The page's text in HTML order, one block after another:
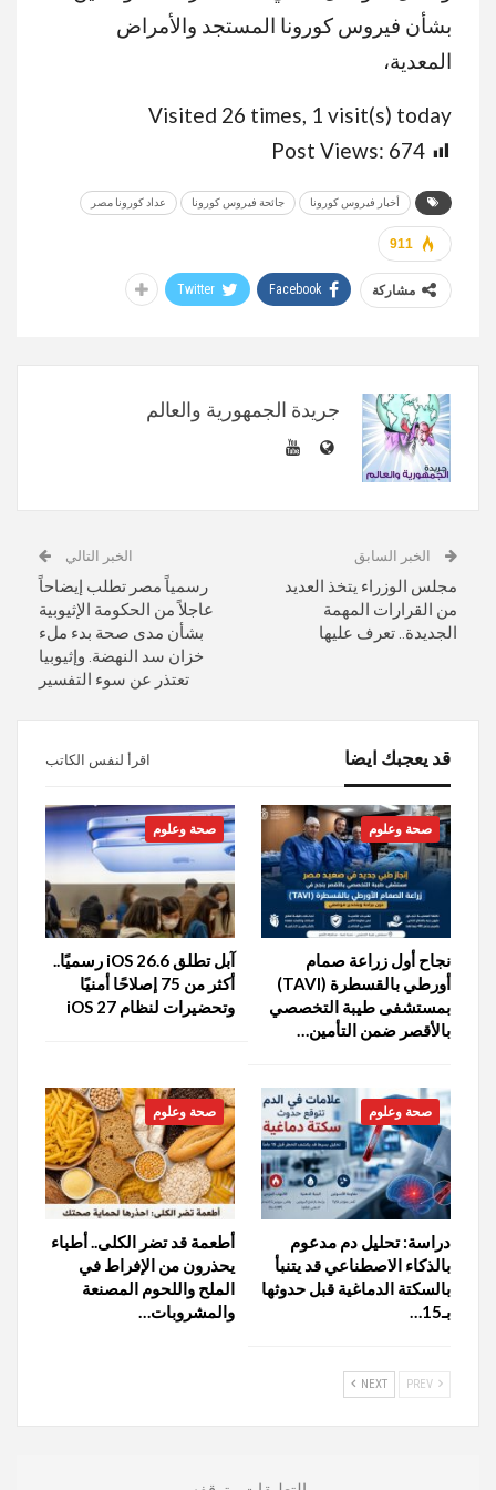
بشأن فيروس كورونا المستجد والأمراض
المعدية،
Visited 26 times, 1 visit(s) today
Post Views: 674
أخبار فيروس كورونا جائحة فيروس كورونا عداد كورونا مصر
911
مشاركة Facebook
Twitter
جريدة الجمهورية والعالم
الخبر السابق
مجلس الوزراء يتخذ العديد
من القرارات المهمة
الجديدة.. تعرف عليها
الخبر التالي
رسمياً مصر تطلب إيضاحاً
عاجلاً من الحكومة الإثيوبية
بشأن مدى صحة بدء ملء
خزان سد النهضة. وإثيوبيا
تعتذر عن سوء التفسير
قد يعجبك ايضا اقرأ لنفس الكاتب
صحة وعلوم
نجاح أول زراعة صمام
أورطي بالقسطرة (TAVI)
بمستشفى طيبة التخصصي
بالأقصر ضمن التأمين…
صحة وعلوم
آبل تطلق iOS 26.6 رسميًا..
أكثر من 75 إصلاحًا أمنيًا
وتحضيرات لنظام iOS 27
صحة وعلوم
دراسة: تحليل دم مدعوم
بالذكاء الاصطناعي قد يتنبأ
بالسكتة الدماغية قبل حدوثها
بـ15…
صحة وعلوم
أطعمة قد تضر الكلى.. أطباء
يحذرون من الإفراط في
الملح واللحوم المصنعة
والمشروبات…
NEXT